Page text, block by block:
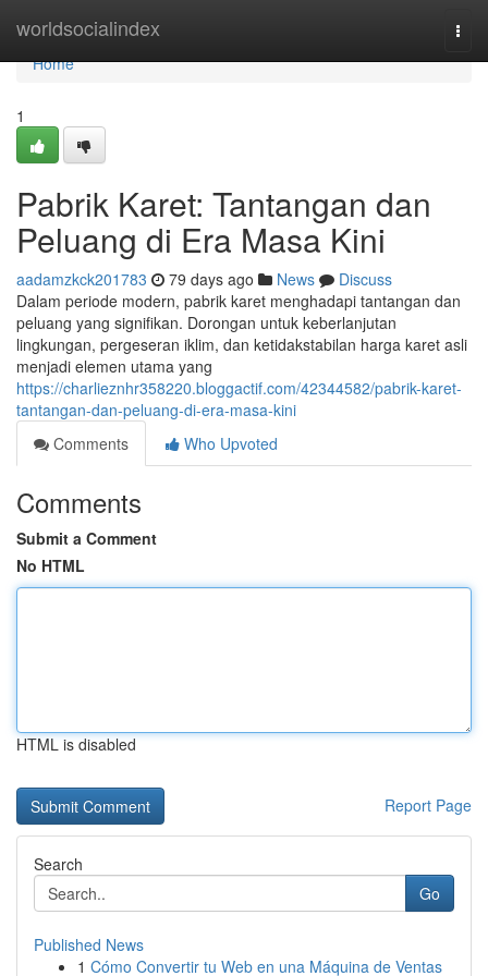
worldsocialindex
Home
Home
1
Pabrik Karet: Tantangan dan
Peluang di Era Masa Kini
aadamzkck201783 79 days ago News
Discuss
Dalam periode modern, pabrik karet menghadapi tantangan dan
peluang yang signifikan. Dorongan untuk keberlanjutan
lingkungan, pergeseran iklim, dan ketidakstabilan harga karet asli
menjadi elemen utama yang
https://charlieznhr358220.bloggactif.com/42344582/pabrik-karet-
tantangan-dan-peluang-di-era-masa-kini
Comments
Who Upvoted
Comments
Submit a Comment
No HTML
HTML is disabled
Report Page
Search
Go
Published News
1 Cómo Convertir tu Web en una Máquina de Ventas